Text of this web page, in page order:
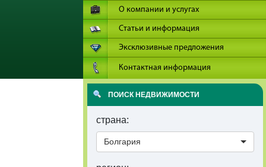
О компании и услугах
Статьи и информация
Эксклюзивные предложения
Контактная информация
ПОИСК НЕДВИЖИМОСТИ
страна:
Болгария